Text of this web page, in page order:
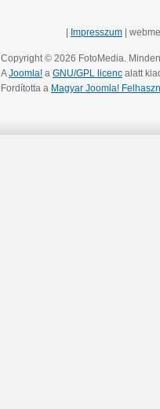
Impresszum |
Copyright © 2026 FotoMedia.
AJoomla! a GNU/GPL licenc alatt
Fordította a Magyar Joomla!